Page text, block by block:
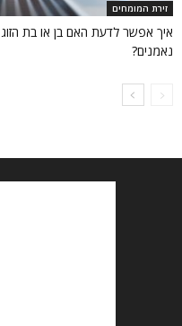
זירת המומחים
איך אפשר לדעת האם בן או בת הזוג
נאמנים?